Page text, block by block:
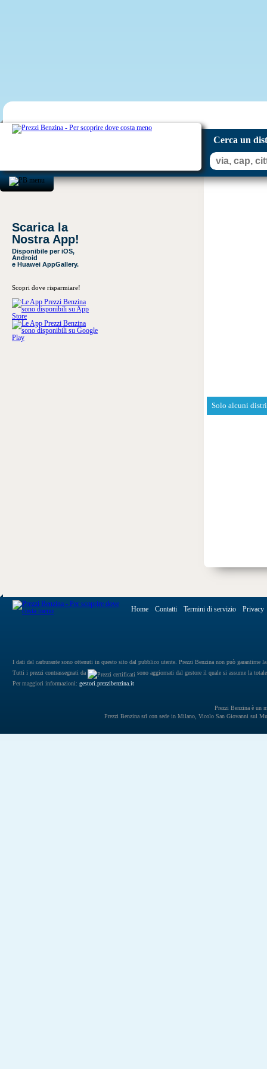
Cerca un
Scarica la
Nostra App!
Disponibile per iOS,
Android
e Huawei AppGallery.
Scopri dove risparmiare!
Solo alcuni
Home Contatti Termini di servizio Privacy
I dati del carburante sono ottenuti in questo sito dal pubblico utente. Prezzi Benzina non può garantirne
Tutti i prezzi contrassegnati da
sono aggiornati dal gestore il quale si assume la
Per maggiori informazioni: gestori.prezzibenzina.it
Prezzi Benzina è un
Prezzi Benzina srl con sede in Milano, Vicolo San Giovanni sul